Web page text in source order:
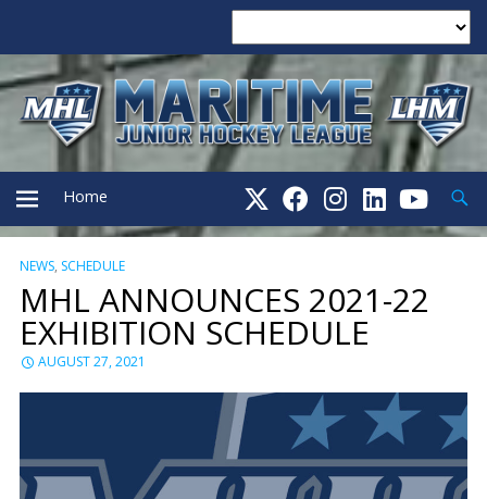
PRIMARY
MENU
Home
NEWS, SCHEDULE
MHL ANNOUNCES 2021-22
EXHIBITION SCHEDULE
AUGUST 27, 2021